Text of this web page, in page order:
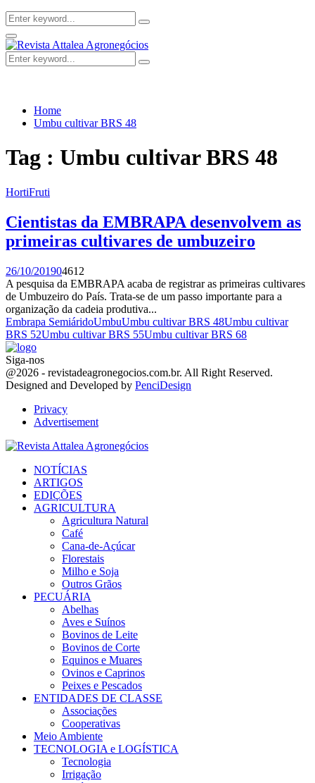
Search
for:
Search
Facebook
Twitter
Instagram
Linkedin
Youtube
Email
Primary
Menu
Search
for:
Search
Home
Umbu cultivar BRS 48
Tag : Umbu cultivar BRS 48
HortiFruti
Cientistas da EMBRAPA desenvolvem as
primeiras cultivares de umbuzeiro
26/10/201904612
A pesquisa da EMBRAPA acaba de registrar as primeiras cultivares
de Umbuzeiro do País. Trata-se de um passo importante para a
organização da cadeia produtiva...
Embrapa SemiáridoUmbuUmbu cultivar BRS 48Umbu cultivar
BRS 52Umbu cultivar BRS 55Umbu cultivar BRS 68
Siga-nos
Facebook
Twitter
Instagram
Linkedin
Youtube
Email
@2026 - revistadeagronegocios.com.br. All Right Reserved.
Designed and Developed by PenciDesign
Privacy
Advertisement
NOTÍCIAS
ARTIGOS
EDIÇÕES
AGRICULTURA
Agricultura Natural
Café
Cana-de-Açúcar
Florestais
Milho e Soja
Outros Grãos
PECUÁRIA
Abelhas
Aves e Suínos
Bovinos de Leite
Bovinos de Corte
Equinos e Muares
Ovinos e Caprinos
Peixes e Pescados
ENTIDADES DE CLASSE
Associações
Cooperativas
Meio Ambiente
TECNOLOGIA e LOGÍSTICA
Tecnologia
Irrigação